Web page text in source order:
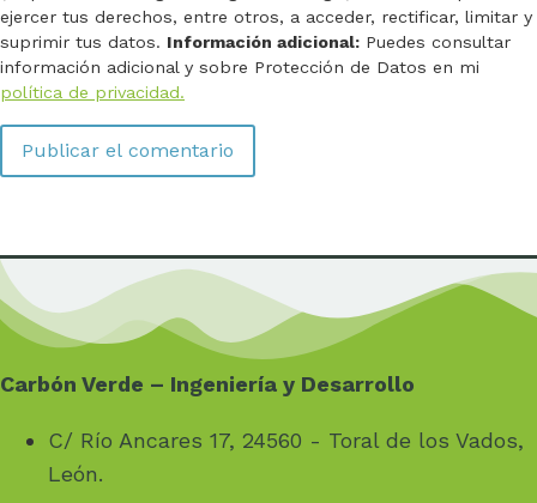
ejercer tus derechos, entre otros, a acceder, rectificar, limitar y
suprimir tus datos. Información adicional: Puedes consultar
información adicional y sobre Protección de Datos en mi
política de privacidad.
Carbón Verde – Ingeniería y Desarrollo
C/ Río Ancares 17, 24560 - Toral de los Vados,
León.